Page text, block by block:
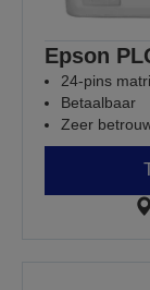
Epson
24-pins
Betaalbaar
Zeer